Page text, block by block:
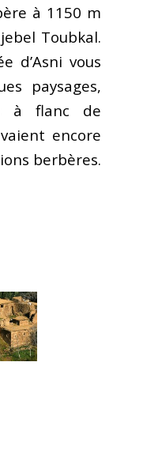
à 1150 m
Toubkal.
d’Asni vous
paysages,
à flanc de
encore
berbères.